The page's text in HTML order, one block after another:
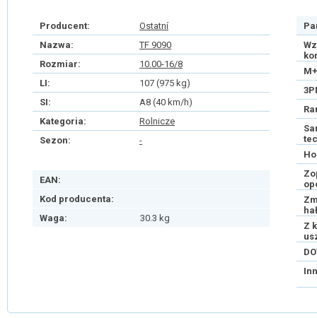
Producent:
Ostatní
Nazwa:
TF 9090
Rozmiar:
10.00-16/8
LI:
107 (975 kg)
SI:
A8 (40 km/h)
Kategoria:
Rolnicze
Sezon:
-
EAN:
Kod producenta:
Waga:
30.3 kg
Z